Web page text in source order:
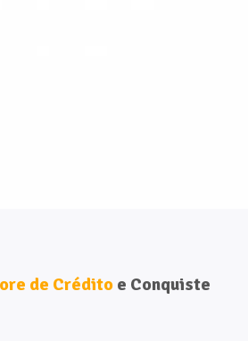
de Créditoe Conquiste